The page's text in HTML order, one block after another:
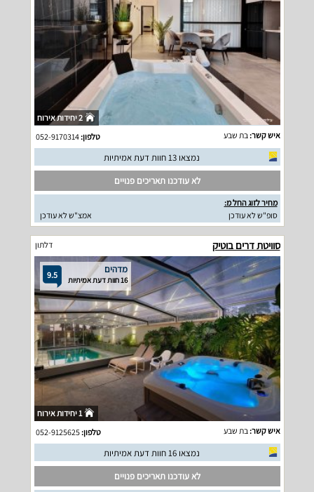
2 יחידות אירוח
איש קשר: בת שבע טלפון:052-9170314
נמצאו 13 חוות דעת אמיתיות
לא עודכנו תאריכים פנויים
מחיר לזוג החל מ:
סופ"ש לא עודכן
אמצ"ש לא עודכן
סוויטת דרים בוטיק דלתון
9.5 מדהים
16 חוות דעת אמיתיות
1 יחידות אירוח
איש קשר:בת שבע טלפון:052-9125625
נמצאו 16 חוות דעת אמיתיות
לא עודכנו תאריכים פנויים